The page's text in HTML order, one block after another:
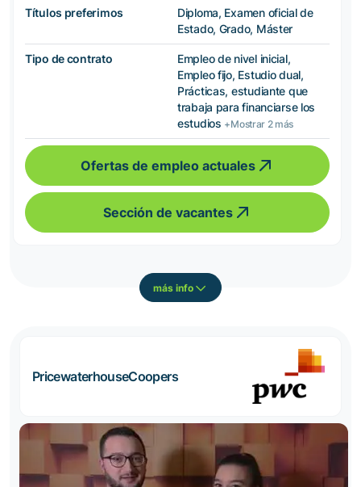
Títulos preferimos
Diploma, Examen oficial de
Estado, Grado, Máster
Tipo de contrato
Empleo de nivel inicial,
Empleo fijo, Estudio dual,
Prácticas, estudiante que
trabaja para financiarse los
estudios +Mostrar 2 más
Ofertas de empleo actuales
Sección de vacantes
más info
PricewaterhouseCoopers